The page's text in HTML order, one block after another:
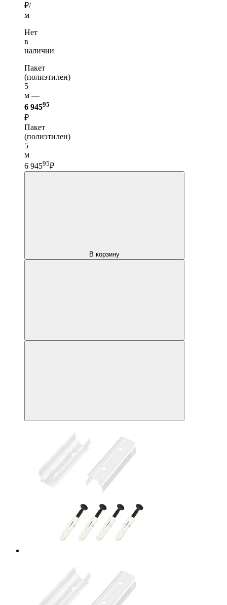
₽/
м
Нет
в
наличии
Пакет
(полиэтилен)
5
м —
6 94595
₽
Пакет
(полиэтилен)
5
м
6 94595₽
В корзину